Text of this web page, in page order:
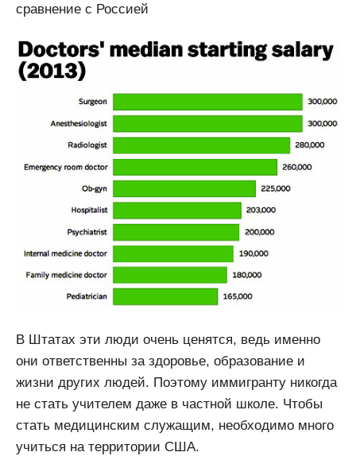
сравнение с Россией
В Штатах эти люди очень ценятся, ведь именно
они ответственны за здоровье, образование и
жизни других людей. Поэтому иммигранту никогда
не стать учителем даже в частной школе. Чтобы
стать медицинским служащим, необходимо много
учиться на территории США.